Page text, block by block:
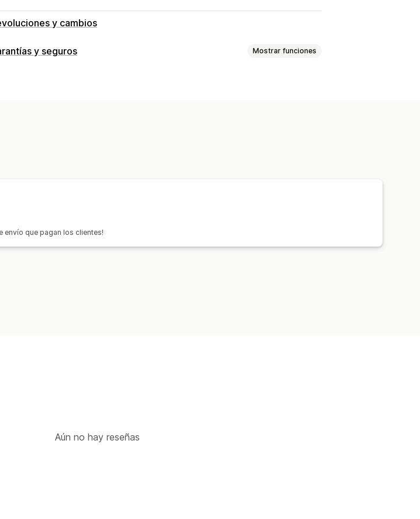
y cambios
y seguros Mostrar funciones
envío que pagan los clientes!
Aún no hay reseñas